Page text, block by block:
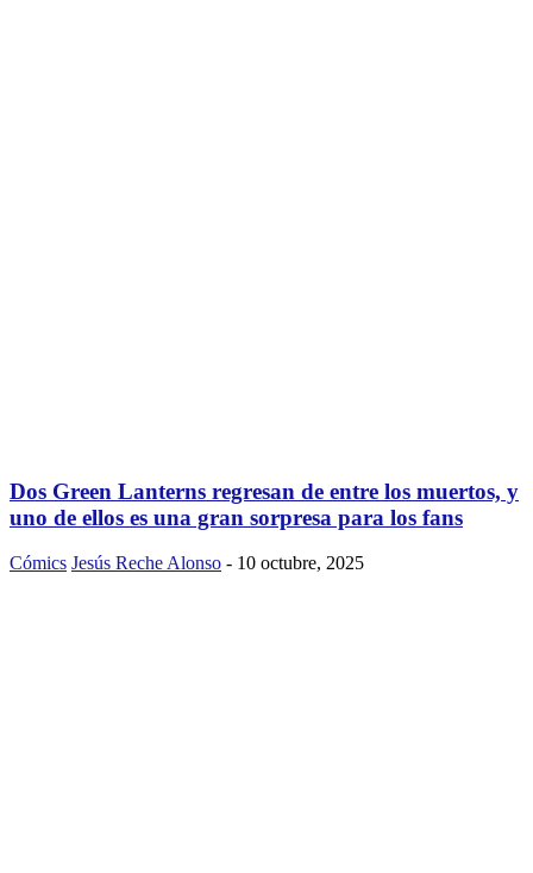
Dos Green Lanterns regresan de entre los muertos, y
uno de ellos es una gran sorpresa para los fans
Cómics Jesús Reche Alonso - 10 octubre, 2025